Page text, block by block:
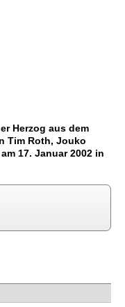
Herzog aus dem
Tim Roth, Jouko
17. Januar 2002 in